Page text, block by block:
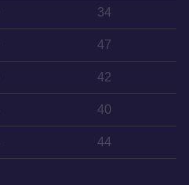
34
47
42
40
44